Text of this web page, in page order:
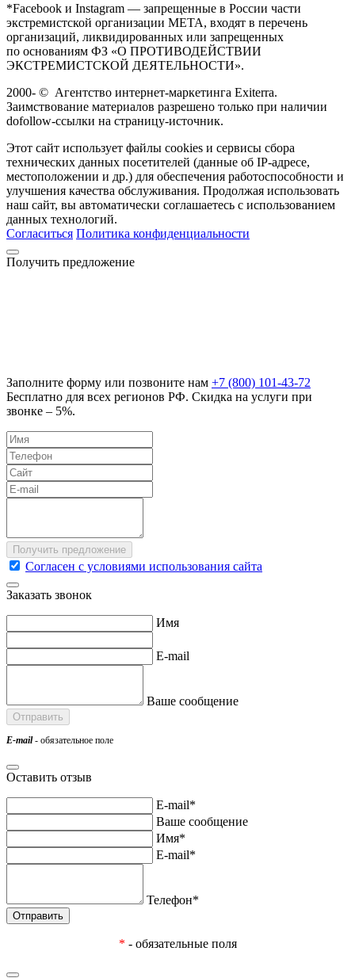
*Facebook и Instagram — запрещенные в России части
экстремистской организации META, входят в перечень
организаций, ликвидированных или запрещенных
по основаниям ФЗ «О ПРОТИВОДЕЙСТВИИ
ЭКСТРЕМИСТСКОЙ ДЕЯТЕЛЬНОСТИ».
2000- © Агентство интернет-маркетинга Exiterra.
Заимствование материалов разрешено только при наличии
dofollow-ссылки на страницу-источник.
Этот сайт использует файлы cookies и сервисы сбора
технических данных посетителей (данные об IP-адресе,
местоположении и др.) для обеспечения работоспособности и
улучшения качества обслуживания. Продолжая использовать
наш сайт, вы автоматически соглашаетесь с использованием
данных технологий.
Согласиться Политика конфиденциальности
Получить предложение
Заполните форму или позвоните нам +7 (800) 101-43-72
Бесплатно для всех регионов РФ. Скидка на услуги при
звонке – 5%.
Согласен с условиями использования сайта
Заказать звонок
Имя
E-mail
Ваше сообщение
E-mail- обязательное поле
Оставить отзыв
E-mail*
Ваше сообщение
Имя*
E-mail*
Телефон*
* - обязательные поля